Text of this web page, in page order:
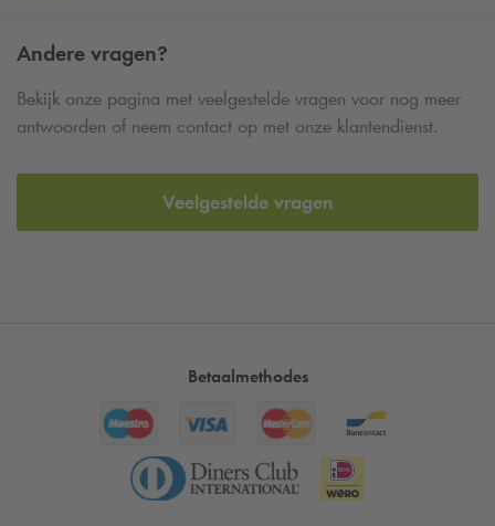
Andere vragen?
Bekijk onze pagina met veelgestelde vragen voor nog meer
antwoorden of neem contact op met onze klantendienst.
Veelgestelde vragen
Betaalmethodes